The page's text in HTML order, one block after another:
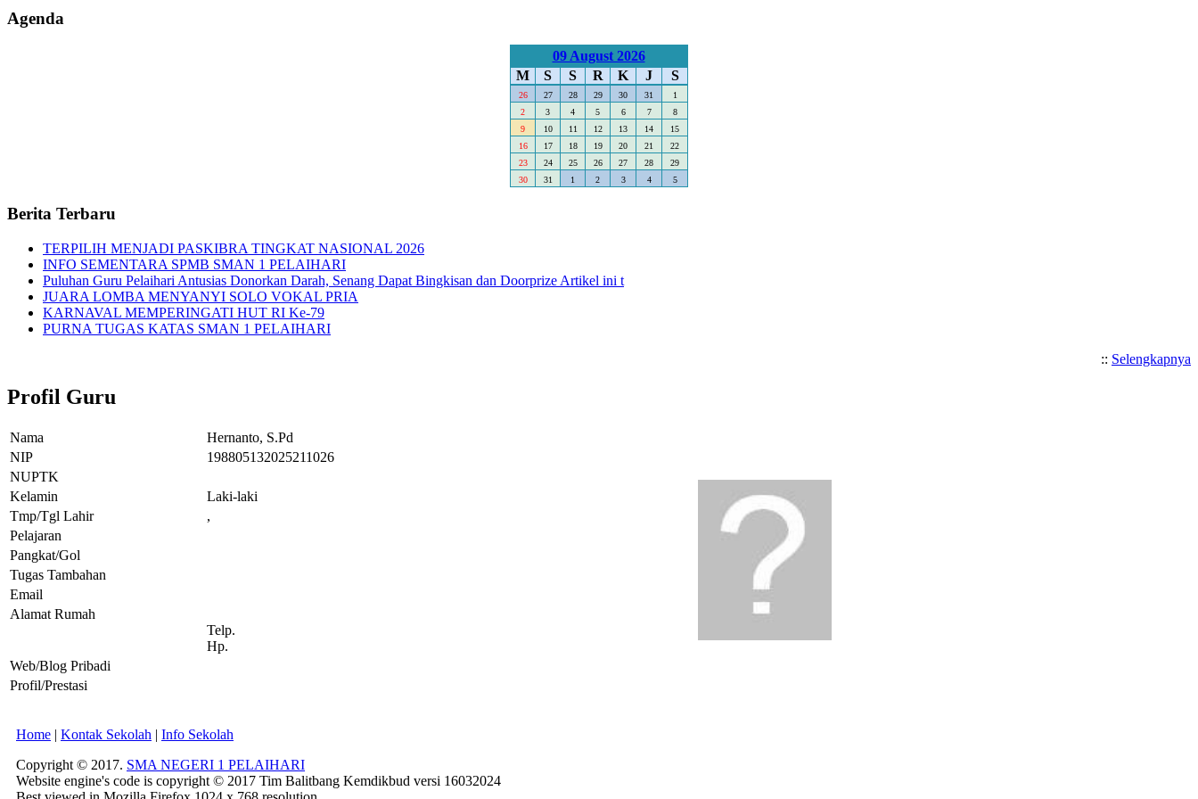
Agenda
09 August 2026
M
S S R K J S
26 27 28 29 30 31
1
2
3 4 5 6 7
8
9
10 11 12 13 14
15
16
17 18 19 20 21
22
23
24 25 26 27 28
29
30
31 1 2 3 4 5
Berita Terbaru
TERPILIH MENJADI PASKIBRA TINGKAT NASIONAL 2026
INFO SEMENTARA SPMB SMAN 1 PELAIHARI
Puluhan Guru Pelaihari Antusias Donorkan Darah, Senang Dapat Bingkisan dan Doorprize Artikel ini t
JUARA LOMBA MENYANYI SOLO VOKAL PRIA
KARNAVAL MEMPERINGATI HUT RI Ke-79
PURNA TUGAS KATAS SMAN 1 PELAIHARI
:: Selengkapnya
Profil Guru
Nama
Hernanto, S.Pd
NIP
198805132025211026
NUPTK
Kelamin
Laki-laki
Tmp/Tgl Lahir
,
Pelajaran
Pangkat/Gol
Tugas Tambahan
Email
Alamat Rumah
Telp.
Hp.
Web/Blog Pribadi
Profil/Prestasi
Home | Kontak Sekolah | Info Sekolah
Copyright © 2017. SMA NEGERI 1 PELAIHARI
Website engine's code is copyright © 2017 Tim Balitbang Kemdikbud versi 16032024